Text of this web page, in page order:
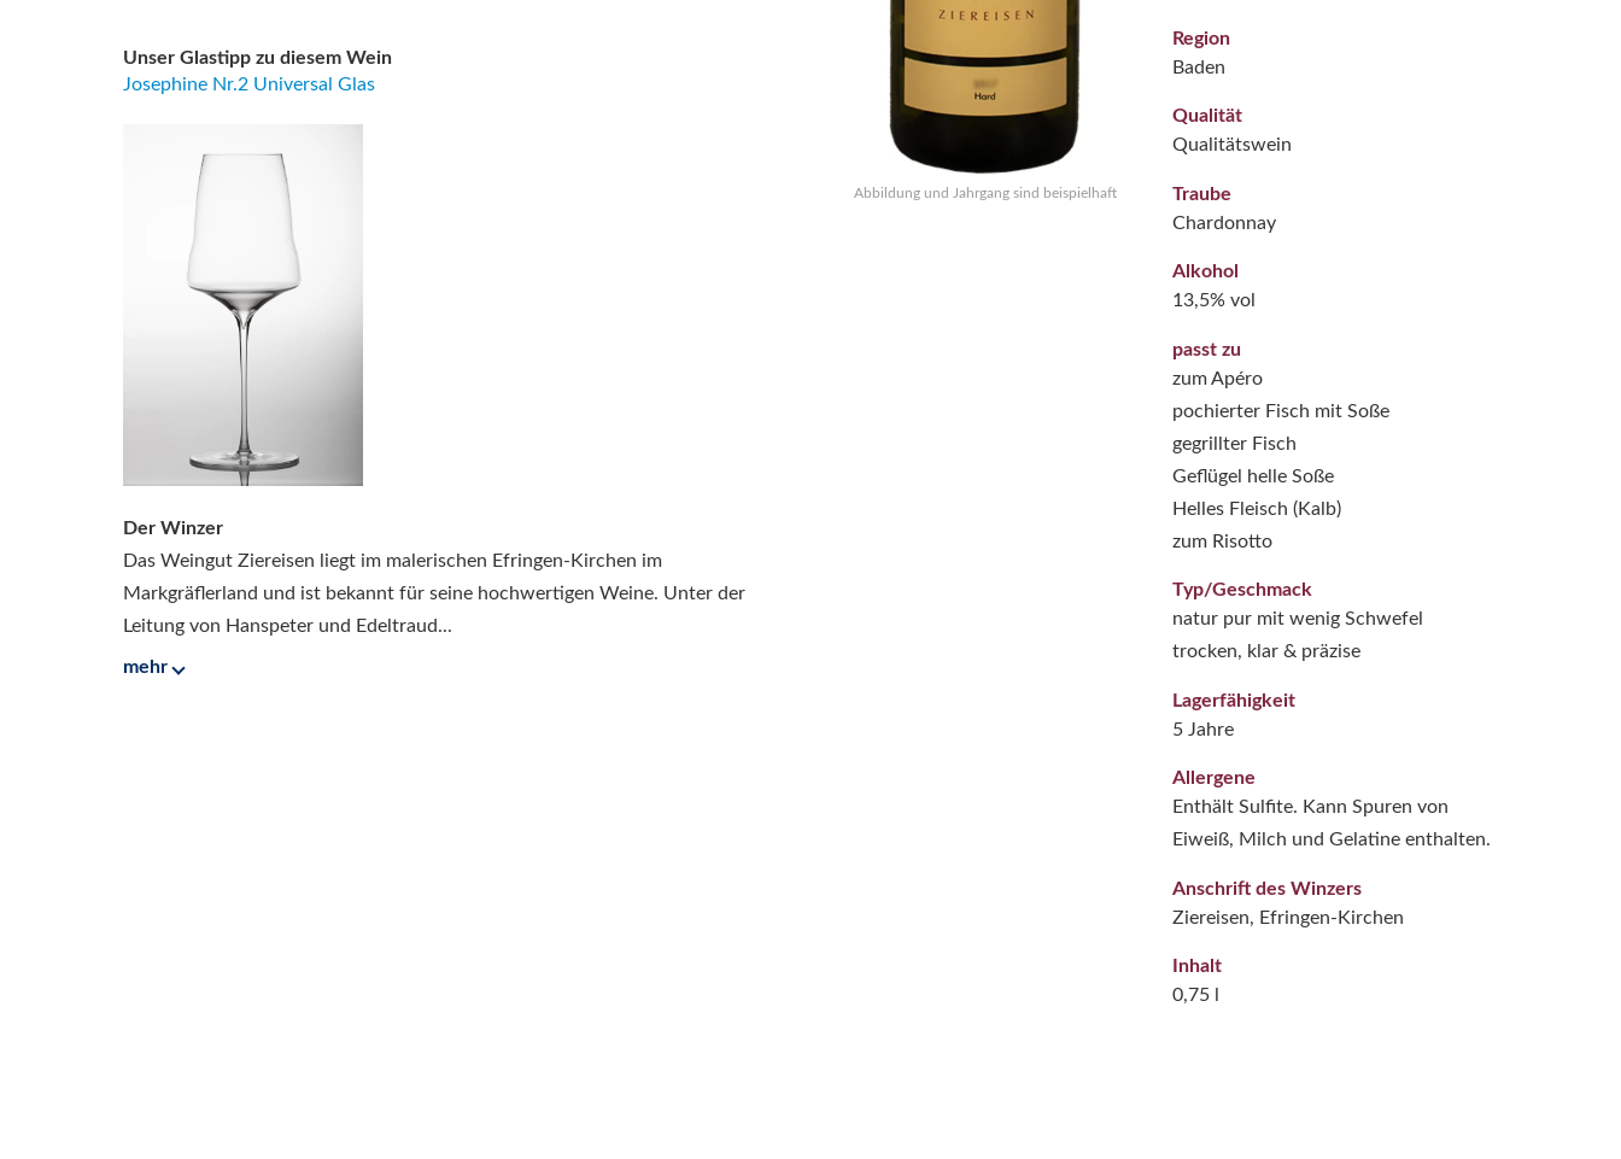
Unser Glastipp zu diesem Wein
Josephine Nr.2 Universal Glas
Der Winzer
Das Weingut Ziereisen liegt im malerischen Efringen-Kirchen im
Markgräflerland und ist bekannt für seine hochwertigen Weine. Unter der
Leitung von Hanspeter und Edeltraud...
mehr
Abbildung und Jahrgang sind beispielhaft
Region
Baden
Qualität
Qualitätswein
Traube
Chardonnay
Alkohol
13,5% vol
passt zu
zum Apéro
pochierter Fisch mit Soße
gegrillter Fisch
Geflügel helle Soße
Helles Fleisch (Kalb)
zum Risotto
Typ/Geschmack
natur pur mit wenig Schwefel
trocken, klar & präzise
Lagerfähigkeit
5 Jahre
Allergene
Enthält Sulfite. Kann Spuren von
Eiweiß, Milch und Gelatine enthalten.
Anschrift des Winzers
Ziereisen, Efringen-Kirchen
Inhalt
0,75 l